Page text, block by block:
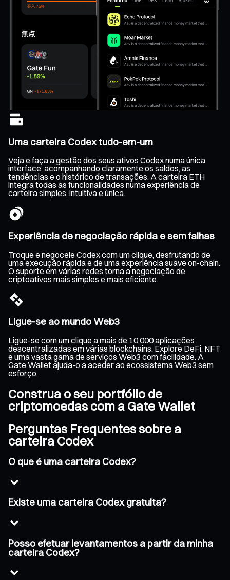
Uma carteira Codex tudo-em-um
Veja e faça a gestão dos seus ativos Codex numa única
interface, acompanhando claramente os saldos, as
tendências e o histórico de transações. A carteira ETH
integra todas as funcionalidades numa experiência de
carteira simples, intuitiva e única.
Experiência de negociação rápida e sem falhas
Troque e negoceie Codex com um clique, desfrutando de
uma execução rápida e de uma experiência suave on-chain.
O suporte em várias redes torna a negociação de
criptoativos mais simples e mais eficiente.
Ligue-se ao mundo Web3
Ligue-se com um clique a mais de 10 000 aplicações
descentralizadas em várias blockchains. Explore DeFi, NFT
e uma vasta gama de serviços Web3 com facilidade. A
Gate Wallet ajuda-o a aceder ao ecossistema Web3 sem
esforço.
Construa o seu portfólio de
criptomoedas com a Gate Wallet
Perguntas Frequentes sobre a
carteira Codex
O que é uma carteira Codex?
Existe uma carteira Codex gratuita?
Posso efetuar levantamentos a partir da minha
carteira Codex?